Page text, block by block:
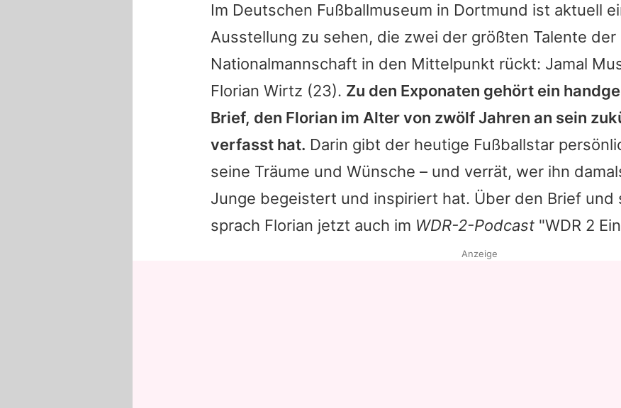
App runterladen
Team
Redaktionelle Richtlinien
Impressum
Datenschutzerklärung
Nutzungsbedingungen
Im Deutschen Fußballmuseum in Dortmund ist aktuell
Ausstellung zu sehen, die zwei der größten Talente
Nationalmannschaft in den Mittelpunkt rückt: Jamal
Florian Wirtz (23). Zu den Exponaten gehört ein
Brief, den Florian im Alter von zwölf Jahren an sein
verfasst hat. Darin gibt der heutige Fußballstar
seine Träume und Wünsche – und verrät, wer ihn
Junge begeistert und inspiriert hat. Über den Brief und
sprach Florian jetzt auch im WDR-2-Podcast "WDR 2
Anzeige